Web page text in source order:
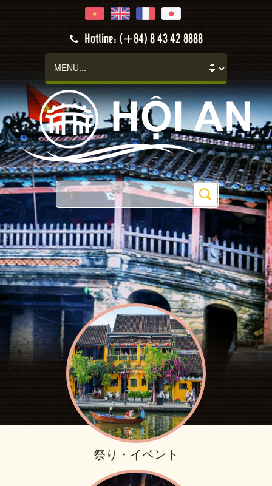
Hotline: (+84) 8 43 42 8888
祭り・イベント